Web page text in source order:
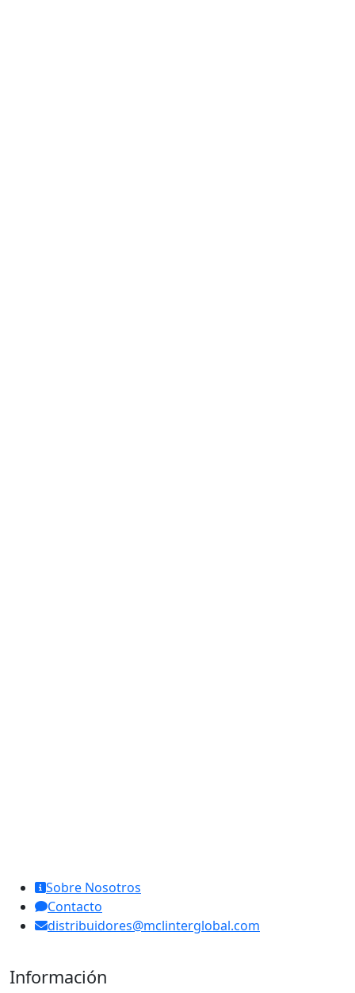
Sobre Nosotros
Contacto
distribuidores@mclinterglobal.com
Información